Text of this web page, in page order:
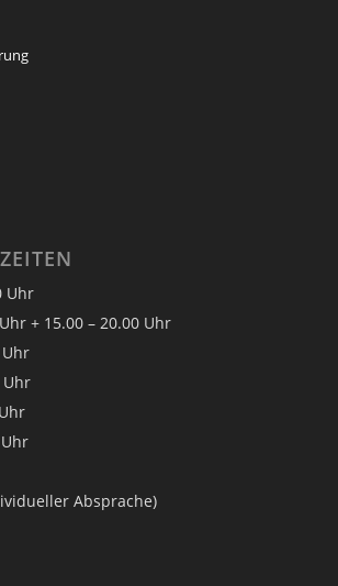
Uhr
+ 15.00 – 20.00 Uhr
Uhr
Absprache)